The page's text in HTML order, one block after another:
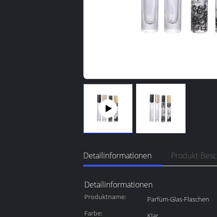
Detailinformationen Produkt-
Detailinformationen
Produktname: Parfüm-Glas-Flaschen
Farbe: